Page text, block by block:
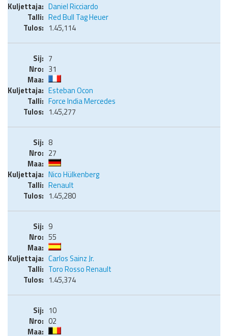
Daniel Ricciardo
Red Bull Tag Heuer
1.45,114
7
31
Esteban Ocon
Force India Mercedes
1.45,277
8
27
Nico Hülkenberg
Renault
1.45,280
9
55
Carlos Sainz Jr.
Toro Rosso Renault
1.45,374
10
02